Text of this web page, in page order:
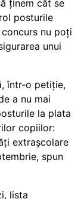
ținem cât se
posturile
nu poți
unui
într-o petiție,
a nu mai
la plata
copiilor:
extrașcolare
spun
lista